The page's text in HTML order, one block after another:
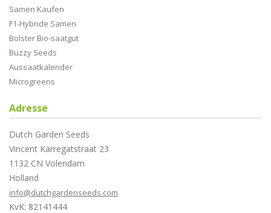
Samen Kaufen
F1-Hybride Samen
Bolster Bio-saatgut
Buzzy Seeds
Aussaatkalender
Microgreens
Adresse
Dutch Garden Seeds
Vincent Karregatstraat 23
1132 CN Volendam
Holland
info@dutchgardenseeds.com
KvK: 82141444